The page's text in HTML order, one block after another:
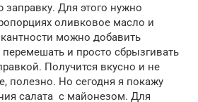
заправку. Для этого нужно
оливковое масло и
можно добавить
и просто сбрызгивать
Получится вкусно и не
полезно. Но сегодня я покажу
салата с майонезом. Для